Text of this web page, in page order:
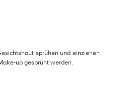
sprühen und einziehen
up gesprüht werden.